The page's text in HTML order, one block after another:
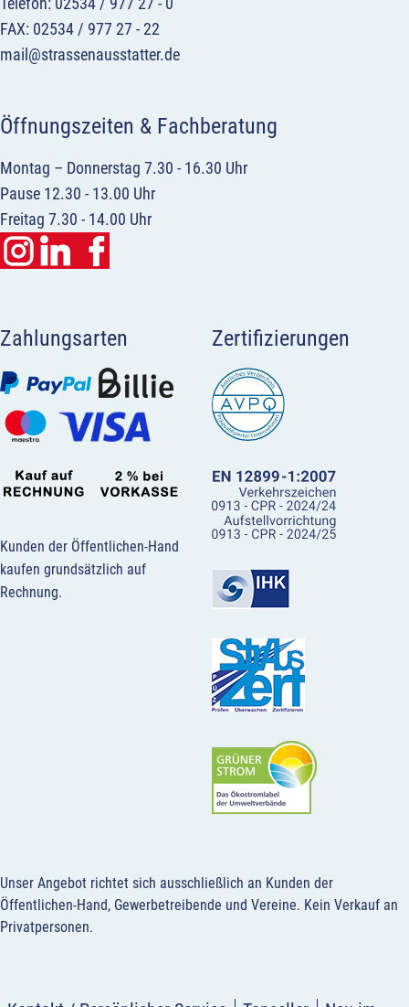
FAX: 02534 / 977 27 - 22
mail@strassenausstatter.de
Öffnungszeiten & Fachberatung
Montag – Donnerstag 7.30 - 16.30 Uhr
Pause 12.30 - 13.00 Uhr
Freitag 7.30 - 14.00 Uhr
Zahlungsarten
Kunden der Öffentlichen-Hand
kaufen grundsätzlich auf
Rechnung.
Zertifizierungen
Unser Angebot richtet sich ausschließlich an Kunden der
Öffentlichen-Hand, Gewerbetreibende und Vereine. Kein Verkauf an
Privatpersonen.